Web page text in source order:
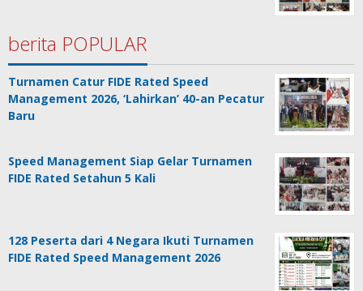
berita POPULAR
Turnamen Catur FIDE Rated Speed
Management 2026, ‘Lahirkan’ 40-an Pecatur
Baru
Speed Management Siap Gelar Turnamen
FIDE Rated Setahun 5 Kali
128 Peserta dari 4 Negara Ikuti Turnamen
FIDE Rated Speed Management 2026